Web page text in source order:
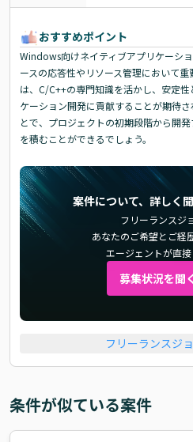
おすすめポイント
Windows向けネイティブアプリケーシ
ースの応答性やリソース管理において
は、C/C++の専門知識を活かし、安定
ケーション開発に貢献することが期待
とで、プロジェクトの初期段階から開
を積むことができるでしょう。
案件について、詳しく
フリーランスジ
あなたのご希望とご経
エージェントが直
募集状況を聞
フリーランスジ
条件が似ている案件